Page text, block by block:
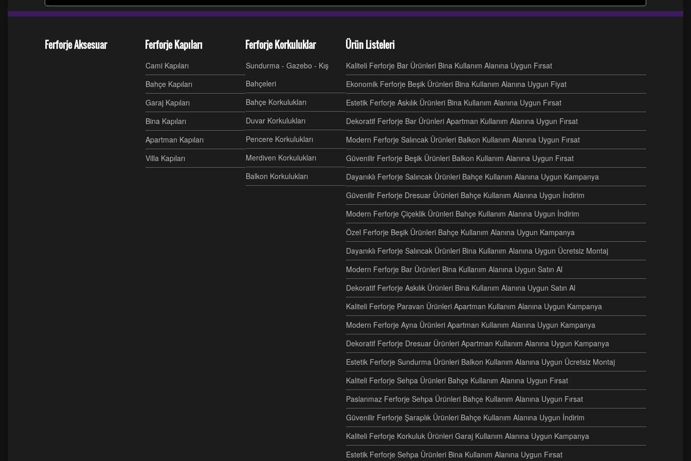
Ferforje Aksesuar Ferforje Kapıları
Cami Kapıları
Bahçe Kapıları
Garaj Kapıları
Bina Kapıları
Apartman Kapıları
Villa Kapıları
Ferforje Korkuluklar
Sundurma - Gazebo - Kış
Bahçeleri
Bahçe Korkulukları
Duvar Korkulukları
Pencere Korkulukları
Merdiven Korkulukları
Balkon Korkulukları
Ürün Listeleri
Kaliteli Ferforje Bar Ürünleri Bina Kullanım Alanına Uygun Fırsat
Ekonomik Ferforje Beşik Ürünleri Bina Kullanım Alanına Uygun Fiyat
Estetik Ferforje Askılık Ürünleri Bina Kullanım Alanına Uygun Fırsat
Dekoratif Ferforje Bar Ürünleri Apartman Kullanım Alanına Uygun Fırsat
Modern Ferforje Salıncak Ürünleri Balkon Kullanım Alanına Uygun Fırsat
Güvenilir Ferforje Beşik Ürünleri Balkon Kullanım Alanına Uygun Fırsat
Dayanıklı Ferforje Salıncak Ürünleri Bahçe Kullanım Alanına Uygun Kampanya
Güvenilir Ferforje Dresuar Ürünleri Bahçe Kullanım Alanına Uygun İndirim
Modern Ferforje Çiçeklik Ürünleri Bahçe Kullanım Alanına Uygun İndirim
Özel Ferforje Beşik Ürünleri Bahçe Kullanım Alanına Uygun Kampanya
Dayanıklı Ferforje Salıncak Ürünleri Bina Kullanım Alanına Uygun Ücretsiz Montaj
Modern Ferforje Bar Ürünleri Bina Kullanım Alanına Uygun Satın Al
Dekoratif Ferforje Askılık Ürünleri Bina Kullanım Alanına Uygun Satın Al
Kaliteli Ferforje Paravan Ürünleri Apartman Kullanım Alanına Uygun Kampanya
Modern Ferforje Ayna Ürünleri Apartman Kullanım Alanına Uygun Kampanya
Dekoratif Ferforje Dresuar Ürünleri Apartman Kullanım Alanına Uygun Kampanya
Estetik Ferforje Sundurma Ürünleri Balkon Kullanım Alanına Uygun Ücretsiz Montaj
Kaliteli Ferforje Sehpa Ürünleri Bahçe Kullanım Alanına Uygun Fırsat
Paslanmaz Ferforje Sehpa Ürünleri Bahçe Kullanım Alanına Uygun Fırsat
Güvenilir Ferforje Şaraplık Ürünleri Bahçe Kullanım Alanına Uygun İndirim
Kaliteli Ferforje Korkuluk Ürünleri Garaj Kullanım Alanına Uygun Kampanya
Estetik Ferforje Sehpa Ürünleri Bina Kullanım Alanına Uygun Fırsat